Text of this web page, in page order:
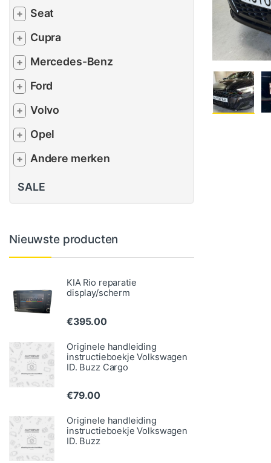
+ Seat
+ Cupra
+ Mercedes-Benz
+ Ford
+ Volvo
+ Opel
+ Andere merken
SALE
Nieuwste producten
KIA Rio reparatie
display/scherm
€395.00
Originele handleiding
instructieboekje Volkswagen
ID. Buzz Cargo
€79.00
Originele handleiding
instructieboekje Volkswagen
ID. Buzz